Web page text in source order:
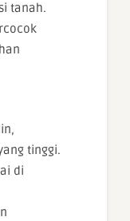
tanah.
tinggi.
di